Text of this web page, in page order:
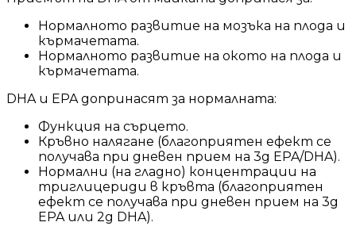
Нормалното развитие на мозъка на плода и
кърмачетата.
Нормалното развитие на окото на плода и
кърмачетата.
DHA и EPA допринасят за нормалната:
Функция на сърцето.
Кръвно налягане (благоприятен ефект се
получава при дневен прием на 3g EPA/DHA).
Нормални (на гладно) концентрации на
триглицериди в кръвта (благоприятен
ефект се получава при дневен прием на 3g
EPA или 2g DHA).